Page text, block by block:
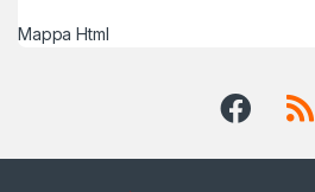
Mappa Html